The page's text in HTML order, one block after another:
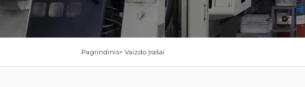
Pagrindinis> Vaizdo Įrašai